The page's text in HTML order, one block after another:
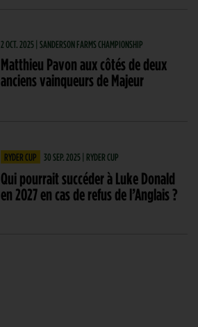
2 OCT. 2025 | SANDERSON FARMS CHAMPIONSHIP
Matthieu Pavon aux côtés de deux
anciens vainqueurs de Majeur
RYDER CUP 30 SEP. 2025 | RYDER CUP
Qui pourrait succéder à Luke Donald
en 2027 en cas de refus de l’Anglais ?